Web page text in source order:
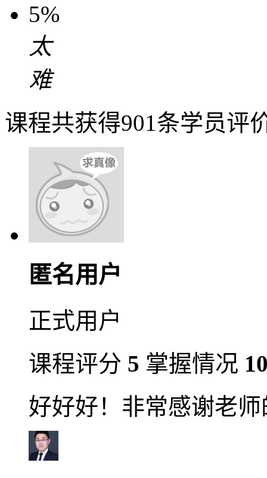
5%
太
难
课程共获得901条学员评
匿名用户
正式用户
课程评分 5 掌握情况
好好好！非常感谢老